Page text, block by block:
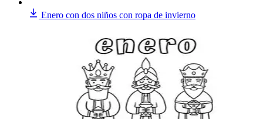
Enero con dos niños con ropa de invierno